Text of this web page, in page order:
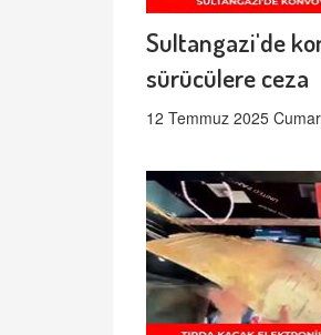
Sultangazi'de
sürücülere ceza
12 Temmuz 2025